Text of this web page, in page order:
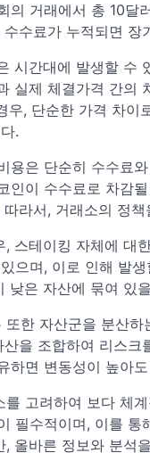
의 거래에서 총 10
수료가 누적되면
시간대에 발생할 수
실제 체결가격 간의
, 단순한 가격 차이
.
용은 단순히 수수료
인이 수수료로 차감
라서, 거래소의 정
스테이킹 자체에 대
으며, 이로 인해 발
낮은 자산에 묶여 있
한 자산군을 분산
을 조합하여 리스
하면 변동성이 높아
고려하여 보다 체
필수적이며, 이를
올바른 정보와 분석